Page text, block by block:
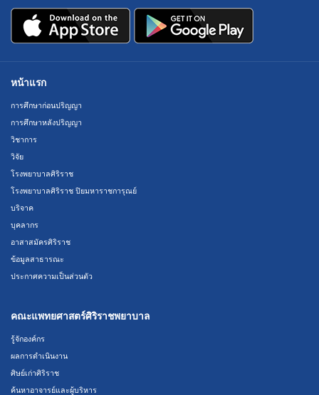
หน้าแรก
การศึกษาก่อนปริญญา
การศึกษาหลังปริญญา
วิชาการ
วิจัย
โรงพยาบาลศิริราช
โรงพยาบาลศิริราช ปิยมหาราชการุณย์
บริจาค
บุคลากร
อาสาสมัครศิริราช
ข้อมูลสาธารณะ
ประกาศความเป็นส่วนตัว
คณะแพทยศาสตร์ศิริราชพยาบาล
รู้จักองค์กร
ผลการดำเนินงาน
ศิษย์เก่าศิริราช
ค้นหาอาจารย์และผู้บริหาร